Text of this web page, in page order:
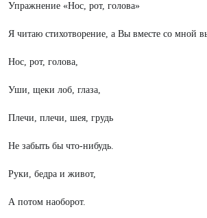
Упражнение «Нос, рот, голова»
Я читаю стихотворение, а Вы вместе со мной
Нос, рот, голова,
Уши, щеки лоб, глаза,
Плечи, плечи, шея, грудь
Не забыть бы что-нибудь.
Руки, бедра и живот,
А потом наоборот.